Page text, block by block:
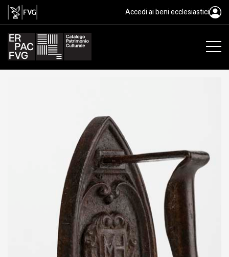
ferro da stiro, fier di sopressâ
Accedi ai beni ecclesiastici